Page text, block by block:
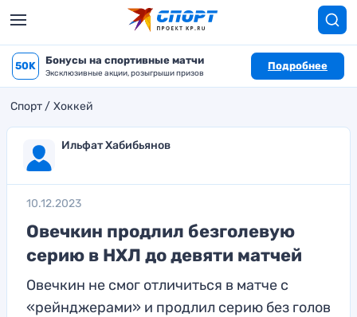
50K Бонусы на спортивные матчи
Эксклюзивные акции, розыгрыши призов
Подробнее
Спорт Хоккей
Ильфат Хабибьянов
10.12.2023
Овечкин продлил безголевую
серию в НХЛ до девяти матчей
Овечкин не смог отличиться в матче с
«рейнджерами» и продлил серию без голов